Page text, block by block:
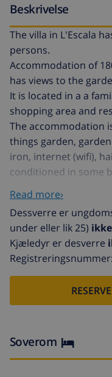
Beskrivelse
The villa in L'Escala
persons.
Accommodation of
has views to the
It is located in a a
shopping area and
The accommodation
things garden,
iron, internet (wifi),
conditioned in some
private, garage in the
(Languages: Spanish,
The independent
with refrigerator,
washing machine,
machine, toaster,
Read more›
Dessverre er
under eller lik 25) ikke
Kjæledyr er desverre
Soverom